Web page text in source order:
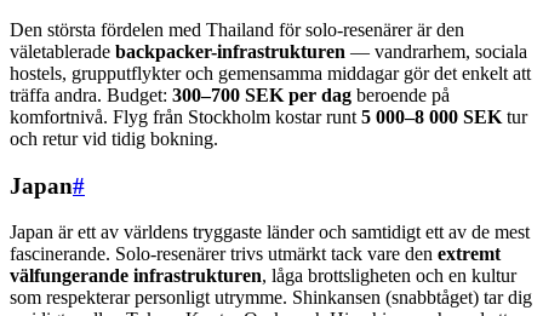
Den största fördelen med Thailand för solo-resenärer är den
väletablerade backpacker-infrastrukturen — vandrarhem, sociala
hostels, grupputflykter och gemensamma middagar gör det enkelt att
träffa andra. Budget: 300–700 SEK per dag beroende på
komfortnivå. Flyg från Stockholm kostar runt 5 000–8 000 SEK tur
och retur vid tidig bokning.
Japan#
Japan är ett av världens tryggaste länder och samtidigt ett av de mest
fascinerande. Solo-resenärer trivs utmärkt tack vare den extremt
välfungerande infrastrukturen, låga brottsligheten och en kultur
som respekterar personligt utrymme. Shinkansen (snabbtåget) tar dig